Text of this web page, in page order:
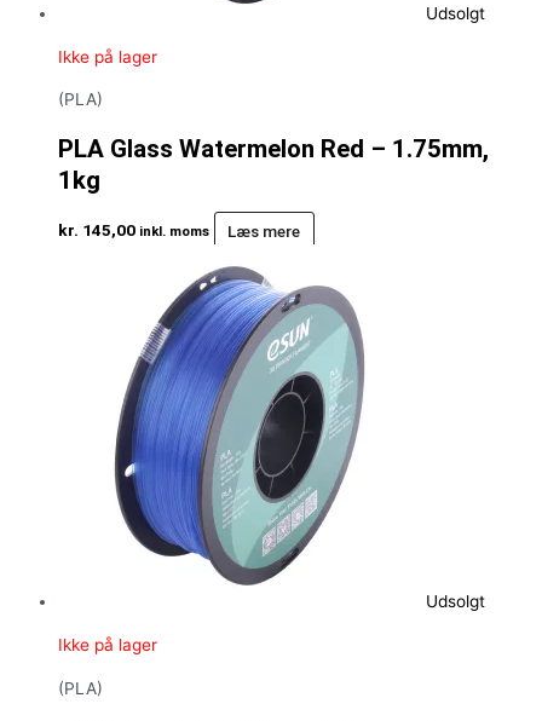
Udsolgt
Ikke på lager
(PLA)
PLA Glass Watermelon Red – 1.75mm,
1kg
kr. 145,00 inkl. moms Læs mere
Udsolgt
Ikke på lager
(PLA)